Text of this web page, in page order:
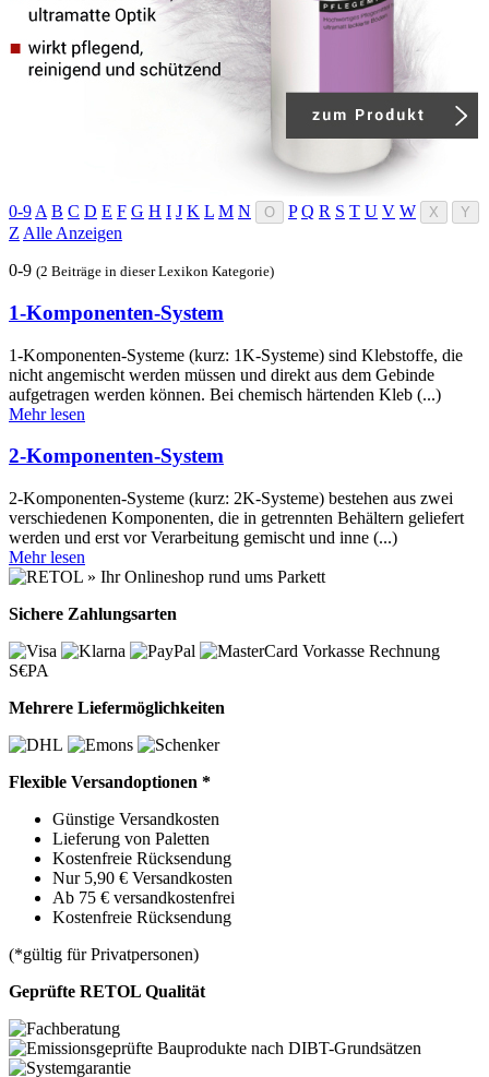
0-9 A B C D E F G H I J K L M N O P Q R S T U V W X Y
Z Alle Anzeigen
0-9 (2 Beiträge in dieser Lexikon Kategorie)
1-Komponenten-System
1-Komponenten-Systeme (kurz: 1K-Systeme) sind Klebstoffe, die
nicht angemischt werden müssen und direkt aus dem Gebinde
aufgetragen werden können. Bei chemisch härtenden Kleb (...)
Mehr lesen
2-Komponenten-System
2-Komponenten-Systeme (kurz: 2K-Systeme) bestehen aus zwei
verschiedenen Komponenten, die in getrennten Behältern geliefert
werden und erst vor Verarbeitung gemischt und inne (...)
Mehr lesen
Sichere Zahlungsarten
Vorkasse Rechnung
S€PA
Mehrere Liefermöglichkeiten
Flexible Versandoptionen *
Günstige Versandkosten
Lieferung von Paletten
Kostenfreie Rücksendung
Nur 5,90 € Versandkosten
Ab 75 € versandkostenfrei
Kostenfreie Rücksendung
(*gültig für Privatpersonen)
Geprüfte RETOL Qualität